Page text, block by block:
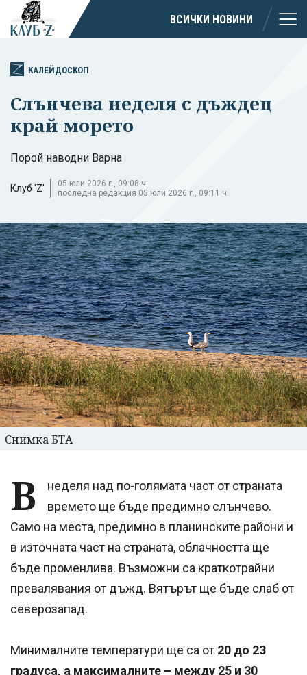
ВСИЧКИ НОВИНИ
КАЛЕЙДОСКОП
Слънчева неделя с дъждец
край морето
Порой наводни Варна
Клуб 'Z'
05 юли 2026 г., 09:08 ч.
последна редакция 05 юли 2026 г., 09:11 ч.
Снимка БТА
В
неделя над по-голямата част от страната
времето ще бъде предимно слънчево.
Само на места, предимно в планинските райони и
в източната част на страната, облачността ще
бъде променлива. Възможни са краткотрайни
превалявания от дъжд. Вятърът ще бъде слаб от
северозапад.
Минималните температури ще са от 20 до 23
градуса, а максималните – между 25 и 30